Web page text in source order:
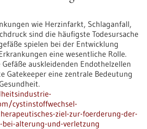
wie Herzinfarkt, Schlaganfall,
sind die häufigste Todesursache
spielen bei der Entwicklung
eine wesentliche Rolle.
auskleidenden Endothelzellen
Gatekeeper eine zentrale Bedeutung
cystinstoffwechsel-
ziel-zur-foerderung-der-
bei-alterung-und-verletzung